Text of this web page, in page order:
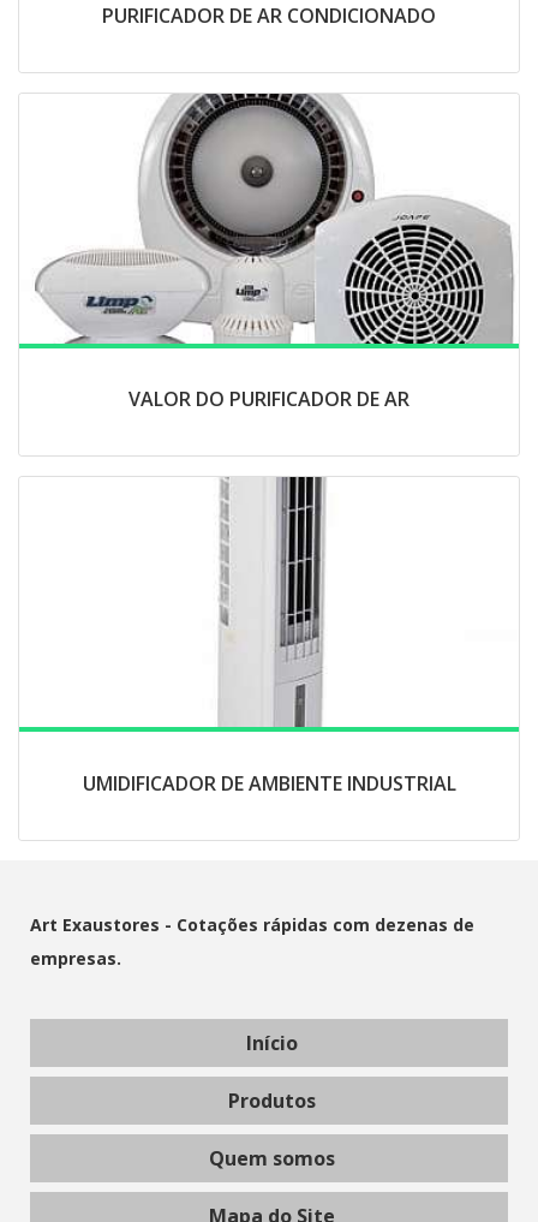
PURIFICADOR DE AR CONDICIONADO
VALOR DO PURIFICADOR DE AR
UMIDIFICADOR DE AMBIENTE INDUSTRIAL
Art Exaustores - Cotações rápidas com dezenas de
empresas.
Início
Produtos
Quem somos
Mapa do Site